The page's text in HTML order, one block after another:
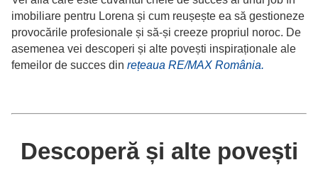
imobiliare pentru Lorena și cum reușește ea să gestioneze
provocările profesionale și să-și creeze propriul noroc. De
asemenea vei descoperi și alte povești inspiraționale ale
femeilor de succes din rețeaua RE/MAX România.
Descoperă și alte povești